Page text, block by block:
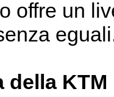
offre un
della